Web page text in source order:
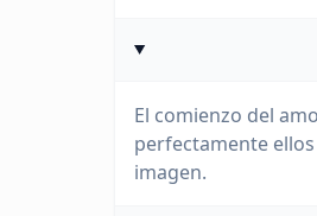
El comienzo del
perfectamente
imagen.